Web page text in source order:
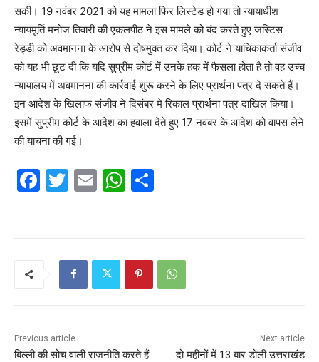
सकी। 19 नवंबर 2021 को यह मामला फिर लिस्टेड हो गया तो न्यायाधीश
न्यायमूर्ति मनोज तिवारी की एकलपीठ ने इस मामले को बंद करते हुए जस्टिस
रेड्डी को अवमानना के आरोप से दोषमुक्त कर दिया। कोर्ट ने याचिकाकर्ता संजीव
को यह भी छूट दी कि यदि सुप्रीम कोर्ट में उनके हक में फैसला होता है तो वह उच्च
न्यायालय में अवमानना की कार्रवाई शुरू करने के लिए प्रार्थना पत्र दे सकते हैं।
इन आदेश के खिलाफ संजीव ने दिसंबर मे रिकाल प्रार्थना पत्र दाखिल किया।
इसमें सुप्रीम कोर्ट के आदेश का हवाला देते हुए 17 नवंबर के आदेश को वापस लेने
की याचना की गई।
F
k
T
E
W
A
p
Previous article
बिल्ली की सोच वाली राजनीति करते हैं
Next article
दो महीनों में 13 बार डोली उत्तराखंड